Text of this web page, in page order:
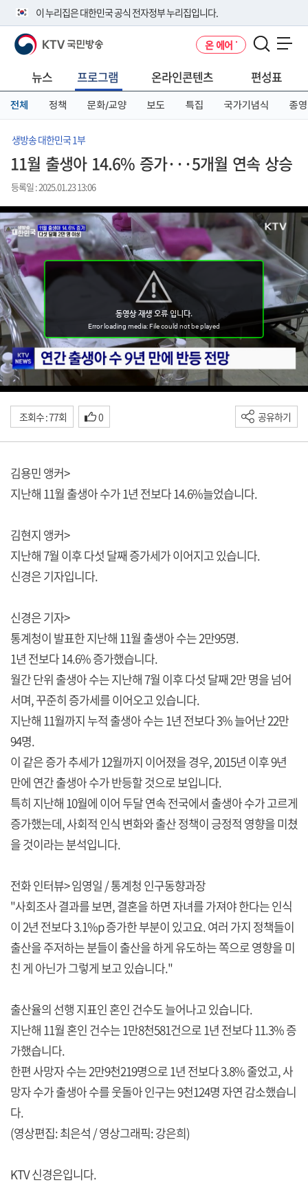
이 누리집은 대한민국 공식 전자정부 누리집입니다.
공식 누리집 주소 확인하기
니다.
이밖에 or.kr 또는 .kr등 다른 도메인 주소를 사용하고 있다면 아래 URL에
서 도메인 주소를 확인해 보세요
KTV 국민방송 온 에어
뉴스 프로그램 온라인콘텐츠 편성표
전체 정책 문화/교양 보도 특집 국가기념식 종영
생방송 대한민국 1부
11월 출생아 14.6% 증가···5개월 연속 상승
등록일 : 2025.01.23 13:06
조회수 : 77회 0 공유하기
김용민 앵커>
지난해 11월 출생아 수가 1년 전보다 14.6%늘었습니다.
김현지 앵커>
지난해 7월 이후 다섯 달째 증가세가 이어지고 있습니다.
신경은 기자입니다.
신경은 기자>
통계청이 발표한 지난해 11월 출생아 수는 2만95명.
1년 전보다 14.6% 증가했습니다.
월간 단위 출생아 수는 지난해 7월 이후 다섯 달째 2만 명을 넘어
서며, 꾸준히 증가세를 이어오고 있습니다.
지난해 11월까지 누적 출생아 수는 1년 전보다 3% 늘어난 22만
94명.
이 같은 증가 추세가 12월까지 이어졌을 경우, 2015년 이후 9년
만에 연간 출생아 수가 반등할 것으로 보입니다.
특히 지난해 10월에 이어 두달 연속 전국에서 출생아 수가 고르게
증가했는데, 사회적 인식 변화와 출산 정책이 긍정적 영향을 미쳤
을 것이라는 분석입니다.
전화 인터뷰> 임영일 / 통계청 인구동향과장
"사회조사 결과를 보면, 결혼을 하면 자녀를 가져야 한다는 인식
이 2년 전보다 3.1%p 증가한 부분이 있고요. 여러 가지 정책들이
출산을 주저하는 분들이 출산을 하게 유도하는 쪽으로 영향을 미
친 게 아닌가 그렇게 보고 있습니다."
출산율의 선행 지표인 혼인 건수도 늘어나고 있습니다.
지난해 11월 혼인 건수는 1만8천581건으로 1년 전보다 11.3% 증
가했습니다.
한편 사망자 수는 2만9천219명으로 1년 전보다 3.8% 줄었고, 사
망자 수가 출생아 수를 웃돌아 인구는 9천124명 자연 감소했습니
다.
(영상편집: 최은석 / 영상그래픽: 강은희)
KTV 신경은입니다.